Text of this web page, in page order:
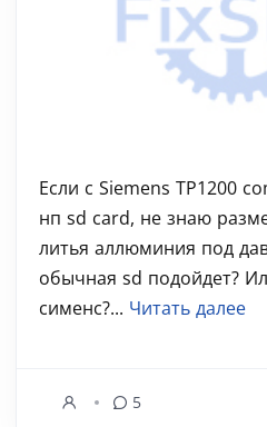
Если с Siemens TP1200
нп sd card, не знаю
литья аллюминия под
обычная sd подойдет?
сименс?... Читать далее
5